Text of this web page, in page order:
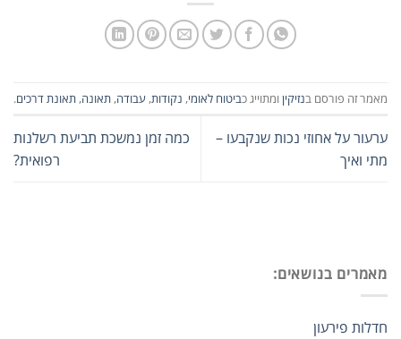
מאמרים בנושאים:
חדלות פירעון
מאמר זה פורסם בנזיקיןומתוייג כביטוח לאומי, נקודות, עבודה, תאונה, תאונת דרכים.
ערעור על אחוזי נכות שנקבעו –
מתי ואיך
כמה זמן נמשכת תביעת רשלנות
רפואית?